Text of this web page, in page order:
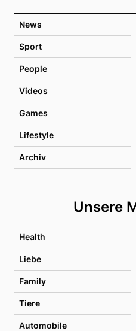
News
Sport
People
Videos
Games
Lifestyle
Archiv
Unsere
Health
Liebe
Family
Tiere
Automobile